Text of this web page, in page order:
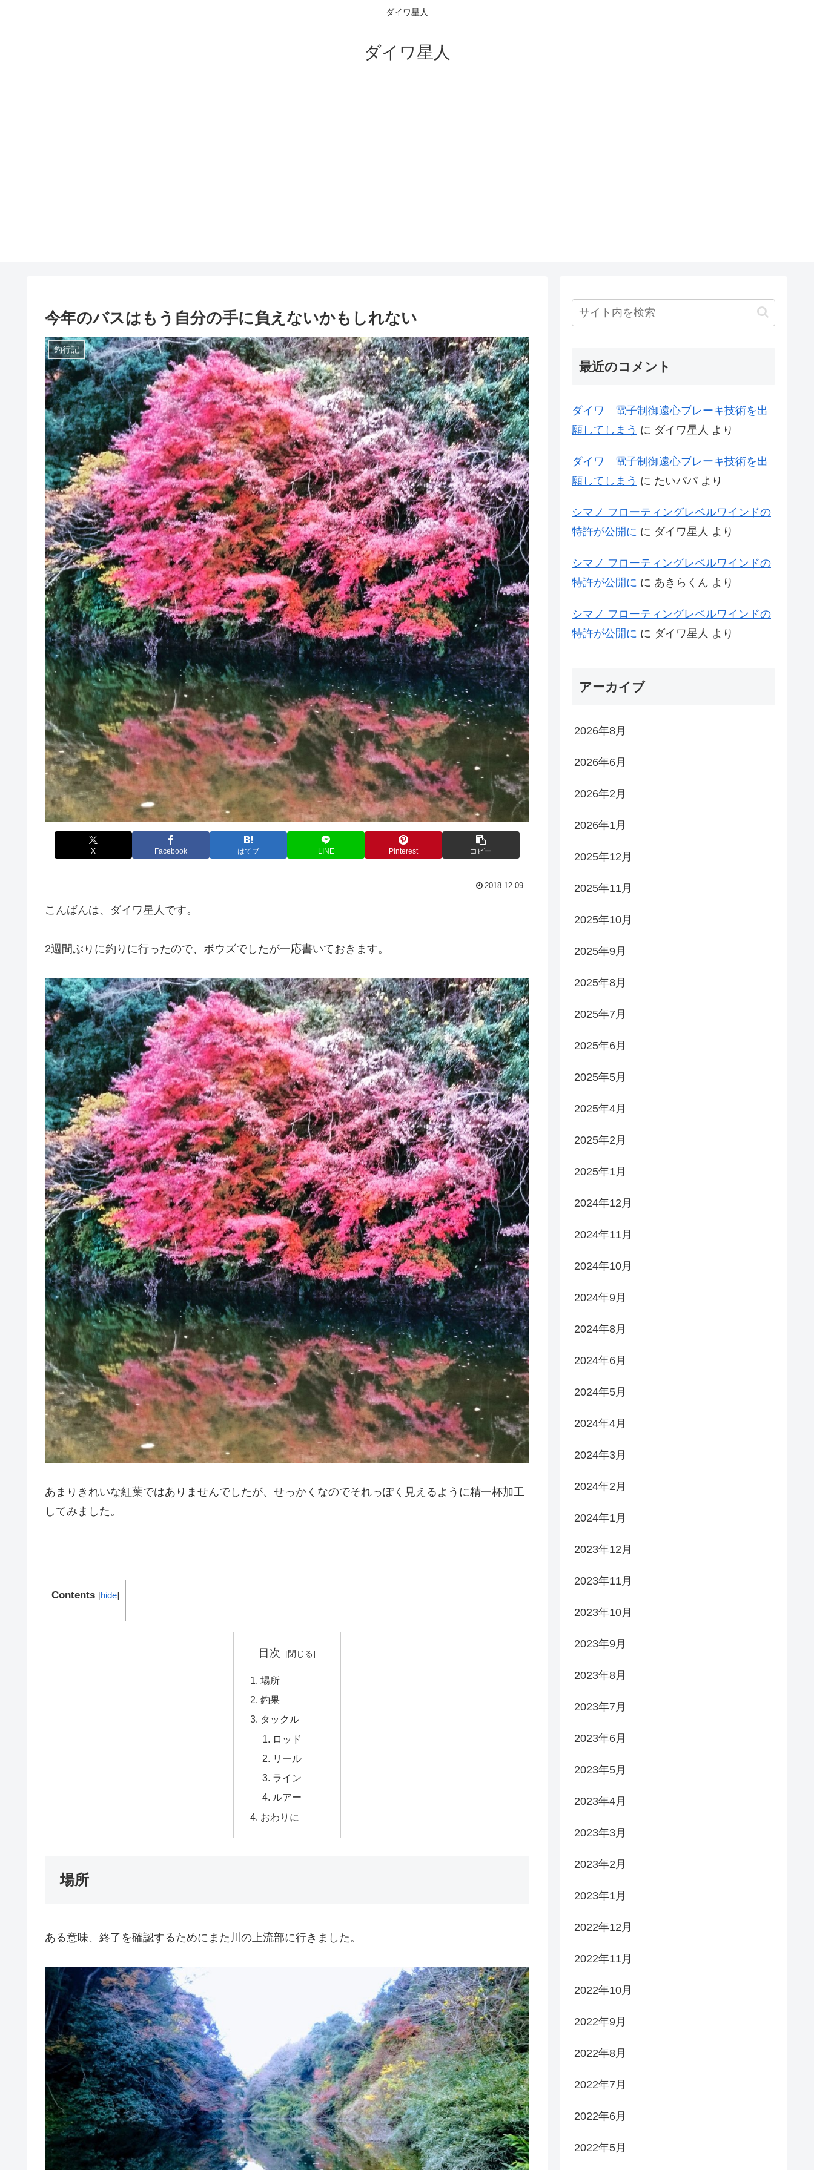
ダイワ星人
ダイワ星人
今年のバスはもう自分の手に負えないかもしれない
釣行記
X Facebook はてブ LINE Pinterest コピー
2018.12.09
こんばんは、ダイワ星人です。
2週間ぶりに釣りに行ったので、ボウズでしたが一応書いておきます。
あまりきれいな紅葉ではありませんでしたが、せっかくなのでそれっぽく見えるように精一杯加工
してみました。
Contents [hide]
目次
場所
釣果
タックル
ロッド
リール
ライン
ルアー
おわりに
場所
ある意味、終了を確認するためにまた川の上流部に行きました。
最近のコメント
ダイワ 電子制御遠心ブレーキ技術を出
願してしまう に ダイワ星人 より
ダイワ 電子制御遠心ブレーキ技術を出
願してしまう に たいパパより
シマノ フローティングレベルワインドの
特許が公開に に ダイワ星人 より
シマノ フローティングレベルワインドの
特許が公開に に あきらくん より
シマノ フローティングレベルワインドの
特許が公開に に ダイワ星人 より
アーカイブ
2026年8月
2026年6月
2026年2月
2026年1月
2025年12月
2025年11月
2025年10月
2025年9月
2025年8月
2025年7月
2025年6月
2025年5月
2025年4月
2025年2月
2025年1月
2024年12月
2024年11月
2024年10月
2024年9月
2024年8月
2024年6月
2024年5月
2024年4月
2024年3月
2024年2月
2024年1月
2023年12月
2023年11月
2023年10月
2023年9月
2023年8月
2023年7月
2023年6月
2023年5月
2023年4月
2023年3月
2023年2月
2023年1月
2022年12月
2022年11月
2022年10月
2022年9月
2022年8月
2022年7月
2022年6月
2022年5月